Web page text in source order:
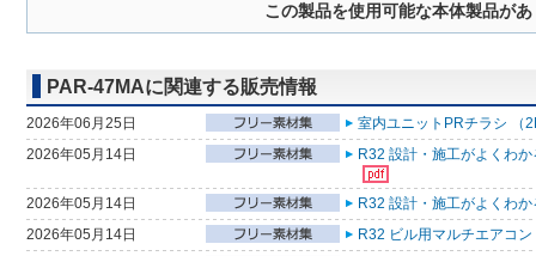
この製品を使用可能な本体製品が
PAR-47MAに関連する販売情報
2026年06月25日
室内ユニットPRチラシ （
2026年05月14日
R32 設計・施工がよくわ
2026年05月14日
R32 設計・施工がよくわ
2026年05月14日
R32 ビル用マルチエアコ